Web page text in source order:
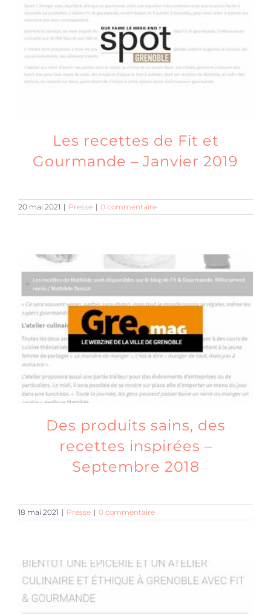
Produits sains
Click and collect
Cours
Accessoires
Les recettes de Fit et
Gourmande – Janvier 2019
20 mai 2021 | Presse | 0 commentaire
Des produits sains, des
recettes inspirées –
Septembre 2018
18 mai 2021 | Presse | 0 commentaire